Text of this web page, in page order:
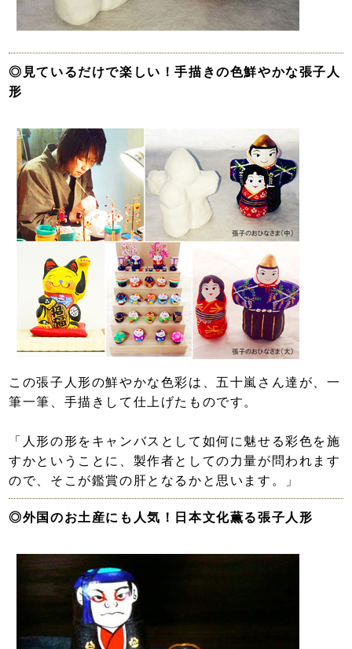
◎見ているだけで楽しい！手描きの色鮮やかな張子人
形
この張子人形の鮮やかな色彩は、五十嵐さん達が、一
筆一筆、手描きして仕上げたものです。
「人形の形をキャンバスとして如何に魅せる彩色を施
すかということに、製作者としての力量が問われます
ので、そこが鑑賞の肝となるかと思います。」
◎外国のお土産にも人気！日本文化薫る張子人形